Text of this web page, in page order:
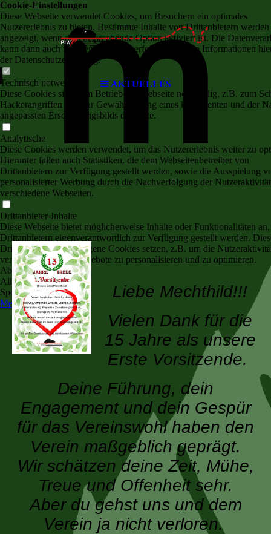
AKTUELLES
m
Liebe Mechthild!!!
Vielen Dank für die
15 Jahre als unsere
Erste Vorsitzende.
Deine Führung, dein
Engagement und dein Gespür
für das Vereinswohl haben den
Verein maßgeblich geprägt.
Wir schätzen deine Zeit, Mühe,
Treue und Offenheit sehr.
Aber du gehst uns und dem
Verein ja nicht verloren.
Cookie-Einstellungen
Diese Webseite verwendet Cookies, um Besuchern ein optimales
Nutzererlebnis zu bieten. Bestimmte Inhalte von Drittanbietern
angezeigt, wenn die entsprechende Option aktiviert ist. Die
kann dann auch in einem Drittland erfolgen. Weitere Informationen
der Datenschutzerklärung.
Technisch notwendige
Diese Cookies sind zum Betrieb der Webseite notwendig, z.B. zum
Hackerangriffen und zur Gewährleistung eines konsistenten und der
angepassten Erscheinungsbilds der Seite.
Analytische
Diese Cookies werden verwendet, um das Nutzererlebnis weiter zu
Hierunter fallen auch Statistiken, die dem Webseitenbetreiber von
Drittanbietern zur Verfügung gestellt werden, sowie die Ausspielung
personalisierter Werbung durch die Nachverfolgung der
verschiedene Webseiten.
Drittanbieter-Inhalte
Diese Webseite bietet möglicherweise Inhalte oder Funktionalitäten
Drittanbietern eigenverantwortlich zur Verfügung gestellt werden.
Drittanbieter können eigene Cookies setzen, z.B. um die
verfolgen oder ihre Angebote zu personalisieren und zu optimieren.
Ablehnen
Alle akzeptieren
Speichern
Mehr Informationen